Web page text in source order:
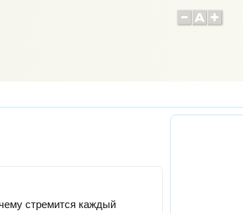
стремится каждый